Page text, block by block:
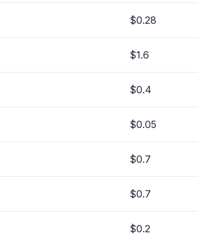
$0.28
$1.6
$0.4
$0.05
$0.7
$0.7
$0.2